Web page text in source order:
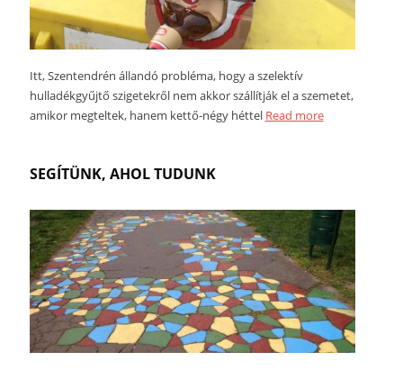
Itt, Szentendrén állandó probléma, hogy a szelektív
hulladékgyűjtő szigetekről nem akkor szállítják el a szemetet,
amikor megteltek, hanem kettő-négy héttel Read more
SEGÍTÜNK, AHOL TUDUNK